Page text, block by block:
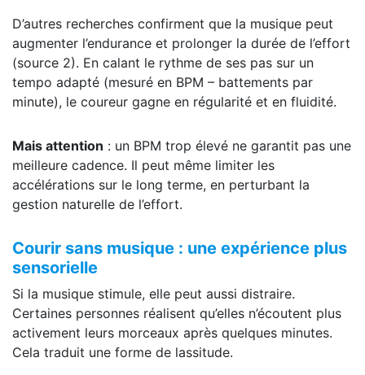
D’autres recherches confirment que la musique peut
augmenter l’endurance et prolonger la durée de l’effort
(source 2). En calant le rythme de ses pas sur un
tempo adapté (mesuré en BPM – battements par
minute), le coureur gagne en régularité et en fluidité.
Mais attention : un BPM trop élevé ne garantit pas une
meilleure cadence. Il peut même limiter les
accélérations sur le long terme, en perturbant la
gestion naturelle de l’effort.
Courir sans musique : une expérience plus
sensorielle
Si la musique stimule, elle peut aussi distraire.
Certaines personnes réalisent qu’elles n’écoutent plus
activement leurs morceaux après quelques minutes.
Cela traduit une forme de lassitude.